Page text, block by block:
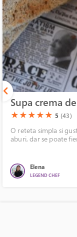
Supa crema
(*)
★(*)
★(*)
★(*)
★(*)
★ 5 (43)
O reteta simpla si
aburi, dar se poate
Elena
LEGEND CHEF